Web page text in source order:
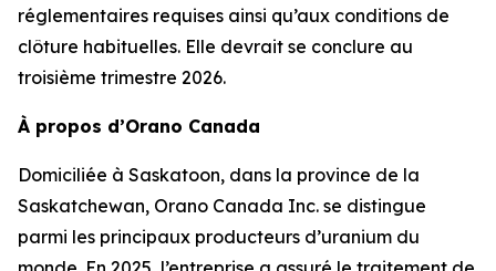
réglementaires requises ainsi qu’aux conditions de
clôture habituelles. Elle devrait se conclure au
troisième trimestre 2026.
À propos d’Orano Canada
Domiciliée à Saskatoon, dans la province de la
Saskatchewan, Orano Canada Inc. se distingue
parmi les principaux producteurs d’uranium du